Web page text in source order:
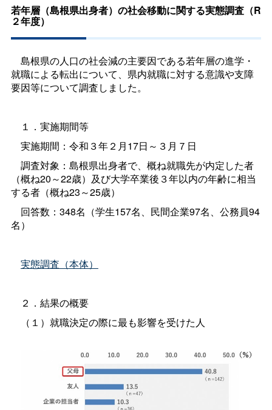
若年層（島根県出身者）の社会移動に関する実態調査（R
２年度）
島根県の人口の社会減の主要因である若年層の進学・
就職による転出について、県内就職に対する意識や支障
要因等について調査しました。
１．実施期間等
実施期間：令和３年２月17日～３月７日
調査対象：島根県出身者で、概ね就職先が内定した者
（概ね20～22歳）及び大学卒業後３年以内の年齢に相当
する者（概ね23～25歳）
回答数：348名（学生157名、民間企業97名、公務員94
名）
実態調査（本体）
２．結果の概要
（１）就職決定の際に最も影響を受けた人